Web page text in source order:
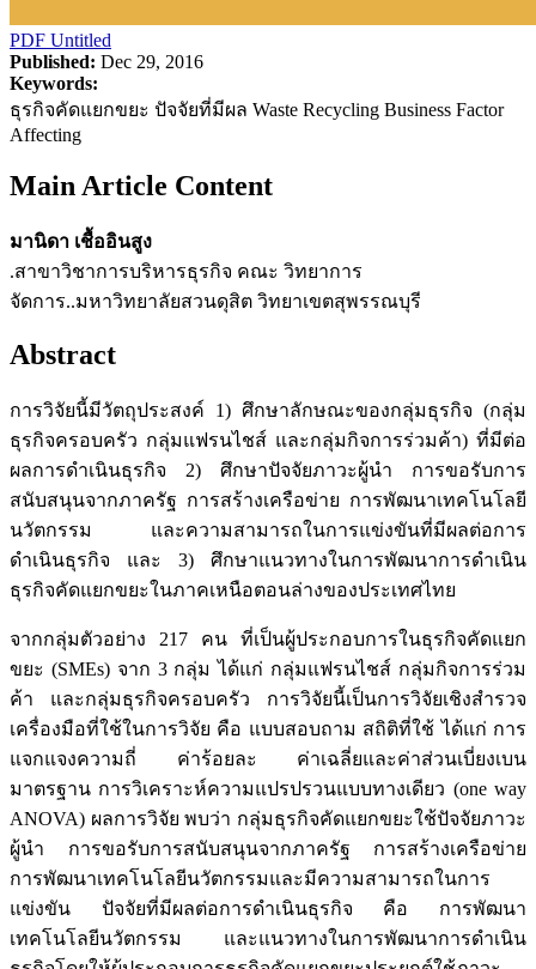
PDF Untitled
Published: Dec 29, 2016
Keywords:
ธุรกิจคัดแยกขยะ ปัจจัยที่มีผล Waste Recycling Business Factor
Affecting
Main Article Content
มานิดา เชื้ออินสูง
.สาขาวิชาการบริหารธุรกิจ คณะ วิทยาการ
จัดการ..มหาวิทยาลัยสวนดุสิต วิทยาเขตสุพรรณบุรี
Abstract
การวิจัยนี้มีวัตถุประสงค์ 1) ศึกษาลักษณะของกลุ่มธุรกิจ (กลุ่ม
ธุรกิจครอบครัว กลุ่มแฟรนไชส์ และกลุ่มกิจการร่วมค้า) ที่มีต่อ
ผลการดำเนินธุรกิจ 2) ศึกษาปัจจัยภาวะผู้นำ การขอรับการ
สนับสนุนจากภาครัฐ การสร้างเครือข่าย การพัฒนาเทคโนโลยี
นวัตกรรม และความสามารถในการแข่งขันที่มีผลต่อการ
ดำเนินธุรกิจ และ 3) ศึกษาแนวทางในการพัฒนาการดำเนิน
ธุรกิจคัดแยกขยะในภาคเหนือตอนล่างของประเทศไทย
จากกลุ่มตัวอย่าง 217 คน ที่เป็นผู้ประกอบการในธุรกิจคัดแยก
ขยะ (SMEs) จาก 3 กลุ่ม ได้แก่ กลุ่มแฟรนไชส์ กลุ่มกิจการร่วม
ค้า และกลุ่มธุรกิจครอบครัว การวิจัยนี้เป็นการวิจัยเชิงสำรวจ
เครื่องมือที่ใช้ในการวิจัย คือ แบบสอบถาม สถิติที่ใช้ ได้แก่ การ
แจกแจงความถี่ ค่าร้อยละ ค่าเฉลี่ยและค่าส่วนเบี่ยงเบน
มาตรฐาน การวิเคราะห์ความแปรปรวนแบบทางเดียว (one way
ANOVA) ผลการวิจัย พบว่า กลุ่มธุรกิจคัดแยกขยะใช้ปัจจัยภาวะ
ผู้นำ การขอรับการสนับสนุนจากภาครัฐ การสร้างเครือข่าย
การพัฒนาเทคโนโลยีนวัตกรรมและมีความสามารถในการ
แข่งขัน ปัจจัยที่มีผลต่อการดำเนินธุรกิจ คือ การพัฒนา
เทคโนโลยีนวัตกรรม และแนวทางในการพัฒนาการดำเนิน